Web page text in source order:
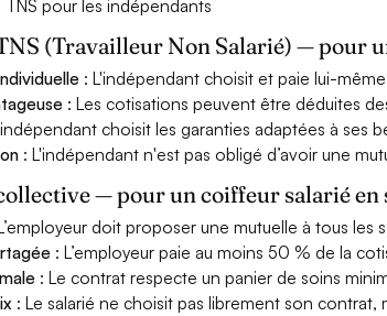
TNS pour les indépendants
(Travailleur Non Salarié) — pour
: L'indépendant choisit et paie lui-
: Les cotisations peuvent être déduites
choisit les garanties adaptées à ses
: L'indépendant n'est pas obligé d’avoir une
— pour un coiffeur salarié en
doit proposer une mutuelle à tous les
: L’employeur paie au moins 50 % de la
: Le contrat respecte un panier de soins
: Le salarié ne choisit pas librement son contrat,